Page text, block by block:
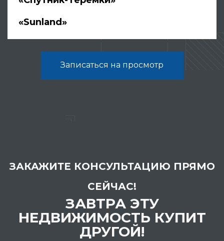
«Sunland»
Записаться на просмотр
ЗАКАЖИТЕ КОНСУЛЬТАЦИЮ ПРЯМО
СЕЙЧАС!
ЗАВТРА ЭТУ
НЕДВИЖИМОСТЬ КУПИТ
ДРУГОЙ!